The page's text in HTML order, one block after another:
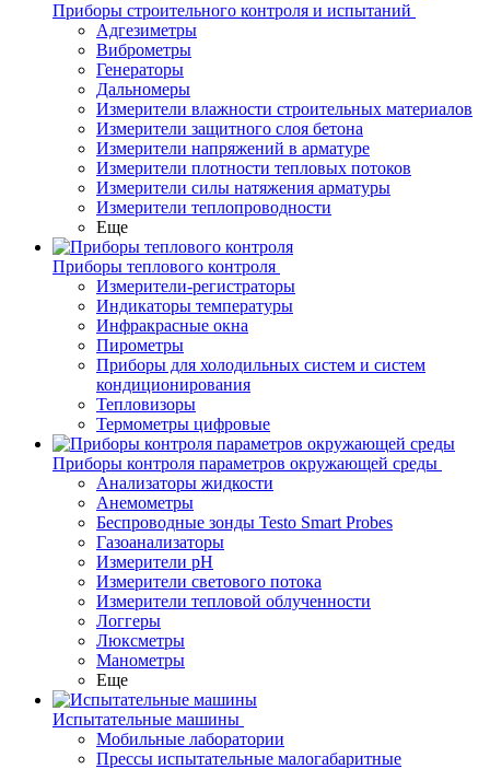
Приборы строительного контроля и испытаний
Адгезиметры
Виброметры
Генераторы
Дальномеры
Измерители влажности строительных материалов
Измерители защитного слоя бетона
Измерители напряжений в арматуре
Измерители плотности тепловых потоков
Измерители силы натяжения арматуры
Измерители теплопроводности
Еще
Приборы теплового контроля
Измерители-регистраторы
Индикаторы температуры
Инфракрасные окна
Пирометры
Приборы для холодильных систем и систем
кондиционирования
Тепловизоры
Термометры цифровые
Приборы контроля параметров окружающей среды
Анализаторы жидкости
Анемометры
Беспроводные зонды Testo Smart Probes
Газоанализаторы
Измерители pH
Измерители светового потока
Измерители тепловой облученности
Логгеры
Люксметры
Манометры
Еще
Испытательные машины
Мобильные лаборатории
Прессы испытательные малогабаритные